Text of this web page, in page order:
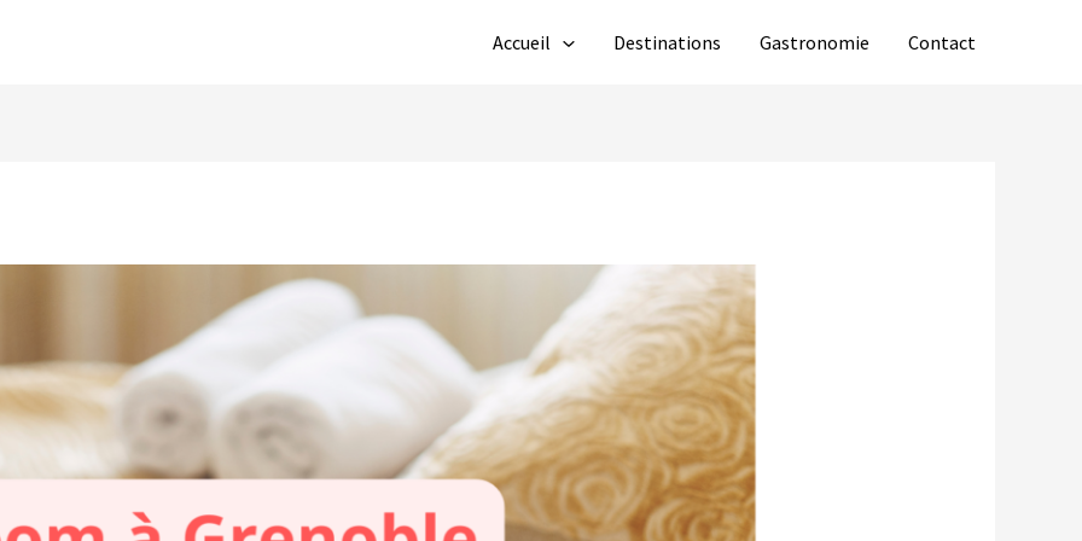
Accueil Destinations Gastronomie Contact